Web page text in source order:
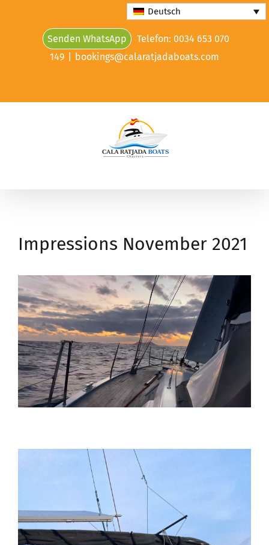
Senden WhatsApp
Telefon: 0034 653 070
149
bookings@calaratjadaboats.com
Impressions November 2021
Deutsch